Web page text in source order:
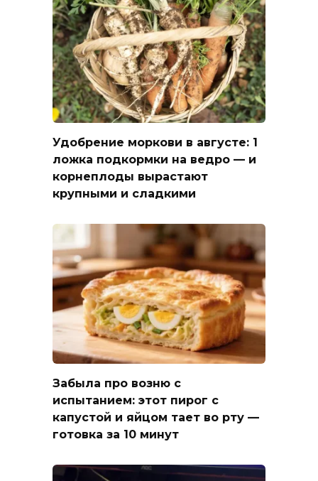
Удобрение моркови в августе: 1
ложка подкормки на ведро — и
корнеплоды вырастают
крупными и сладкими
Забыла про возню с
испытанием: этот пирог с
капустой и яйцом тает во рту —
готовка за 10 минут